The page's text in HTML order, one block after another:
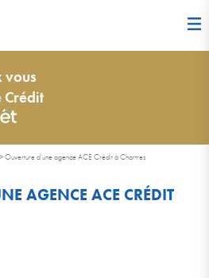
vous
Crédit
>Ouverture d’une agence ACE Crédit à Chartres
AGENCE ACE CRÉDIT